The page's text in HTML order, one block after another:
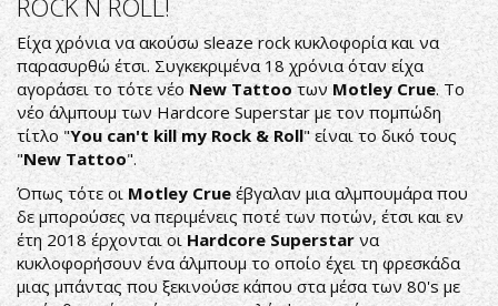
ROCK N ROLL!
Είχα χρόνια να ακούσω sleaze rock κυκλοφορία και να
παρασυρθώ έτσι. Συγκεκριμένα 18 χρόνια όταν είχα
αγοράσει το τότε νέο New Tattoo τωνMotley Crue. Το
νέο άλμπουμ των Hardcore Superstar με τον πομπώδη
τίτλο "You can't kill my Rock & Roll" είναι το δικό τους
"New Tattoo".
Όπως τότε οι Motley Crue έβγαλαν μια αλμπουμάρα που
δε μπορούσες να περιμένεις ποτέ των ποτών, έτσι και εν
έτη 2018 έρχονται οιHardcore Superstarνα
κυκλοφορήσουν ένα άλμπουμ το οποίο έχει τη φρεσκάδα
μιας μπάντας που ξεκινούσε κάπου στα μέσα των 80's με